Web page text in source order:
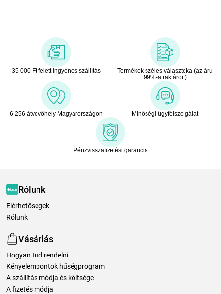
35 000 Ft felett ingyenes szállítás
Termékek széles választéka (az áru
99%-a raktáron)
6 256 átvevőhely Magyarországon Minőségi ügyfélszolgálat
Pénzvisszafizetési garancia
Rólunk
Elérhetőségek
Rólunk
Vásárlás
Hogyan tud rendelni
Kényelempontok hűségprogram
A szállítás módja és költsége
A fizetés módja